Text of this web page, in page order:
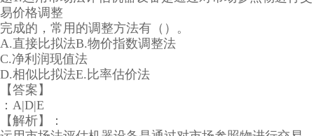
易价格调整
完成的，常用的调整方法有（）。
A.直接比拟法B.物价指数调整法
C.净利润现值法
D.相似比拟法E.比率估价法
【答案】
：A|D|E
【解析】：